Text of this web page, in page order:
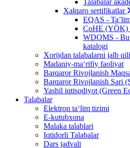
Talabalar
Xalqaro sertifikatlar
EQAS -
CoHE (YÖK)
WDOMS -
katalogi
Xorijdan talabalarni jalb
Madaniy-ma‘rifiy faoliyat
Barqaror Rivojlanish
Barqaror Rivojlanish Sari
Yashil iqtisodiyot (Green
Talabalar
Elektron ta‘lim tizimi
E-kutubxona
Malaka talablari
Iqtidorli Talabalar
Dars jadvali